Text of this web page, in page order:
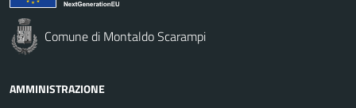
Comune di Montaldo Scarampi
AMMINISTRAZIONE